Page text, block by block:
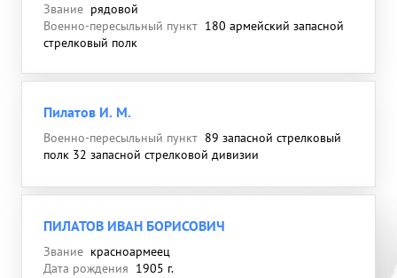
Звание рядовой
Военно-пересыльный пункт 180 армейский запасной
стрелковый полк
Пилатов И. М.
Военно-пересыльный пункт 89 запасной стрелковый
полк 32 запасной стрелковой дивизии
ПИЛАТОВ ИВАН БОРИСОВИЧ
Звание красноармеец
Дата рождения 1905 г.